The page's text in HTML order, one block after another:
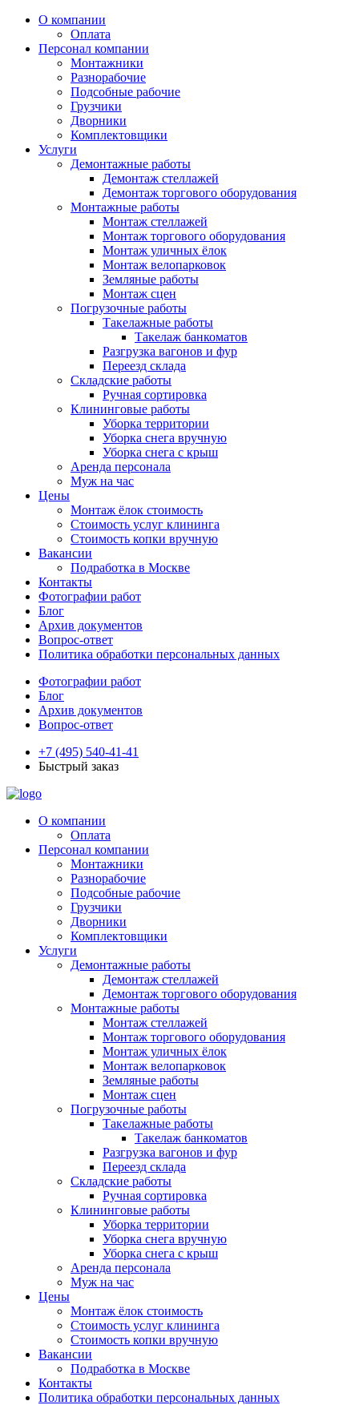
О компании
Оплата
Персонал компании
Монтажники
Разнорабочие
Подсобные рабочие
Грузчики
Дворники
Комплектовщики
Услуги
Демонтажные работы
Демонтаж стеллажей
Демонтаж торгового оборудования
Монтажные работы
Монтаж стеллажей
Монтаж торгового оборудования
Монтаж уличных ёлок
Монтаж велопарковок
Земляные работы
Монтаж сцен
Погрузочные работы
Такелажные работы
Такелаж банкоматов
Разгрузка вагонов и фур
Переезд склада
Складские работы
Ручная сортировка
Клининговые работы
Уборка территории
Уборка снега вручную
Уборка снега с крыш
Аренда персонала
Муж на час
Цены
Монтаж ёлок стоимость
Стоимость услуг клининга
Стоимость копки вручную
Вакансии
Подработка в Москве
Контакты
Фотографии работ
Блог
Архив документов
Вопрос-ответ
Политика обработки персональных данных
Фотографии работ
Блог
Архив документов
Вопрос-ответ
+7 (495) 540-41-41
Быстрый заказ
О компании
Оплата
Персонал компании
Монтажники
Разнорабочие
Подсобные рабочие
Грузчики
Дворники
Комплектовщики
Услуги
Демонтажные работы
Демонтаж стеллажей
Демонтаж торгового оборудования
Монтажные работы
Монтаж стеллажей
Монтаж торгового оборудования
Монтаж уличных ёлок
Монтаж велопарковок
Земляные работы
Монтаж сцен
Погрузочные работы
Такелажные работы
Такелаж банкоматов
Разгрузка вагонов и фур
Переезд склада
Складские работы
Ручная сортировка
Клининговые работы
Уборка территории
Уборка снега вручную
Уборка снега с крыш
Аренда персонала
Муж на час
Цены
Монтаж ёлок стоимость
Стоимость услуг клининга
Стоимость копки вручную
Вакансии
Подработка в Москве
Контакты
Политика обработки персональных данных